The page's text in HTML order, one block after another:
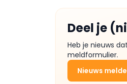
Deel je
Heb je nieuws
meldformulier.
Nieuws